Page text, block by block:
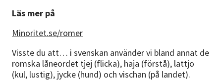
Läs mer på
Minoritet.se/romer
Visste du att… i svenskan använder vi bland annat de
romska låneordet tjej (flicka), haja (förstå), lattjo
(kul, lustig), jycke (hund) och vischan (på landet).